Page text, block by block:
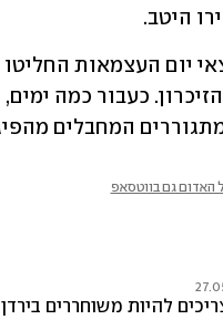
היטב.
האדום גם בווטסאפ
להיות משוחררים בירדן